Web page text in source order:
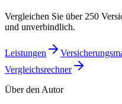
Vergleichen Sie über 250
und unverbindlich.
Leistungen
Vergleichsrechner
Über den Autor